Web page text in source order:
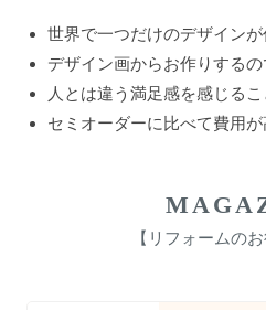
世界で一つだけのデザインが
デザイン画からお作りする
人とは違う満足感を感じる
セミオーダーに比べて費用
【リフォームの